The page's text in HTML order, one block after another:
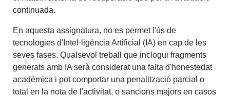
continuada.
En aquesta assignatura, no es permet l'ús de
tecnologies d'Intel·ligència Artificial (IA) en cap de les
seves fases. Qualsevol treball que inclogui fragments
generats amb IA serà considerat una falta d'honestedat
acadèmica i pot comportar una penalització parcial o
total en la nota de l'activitat, o sancions majors en casos